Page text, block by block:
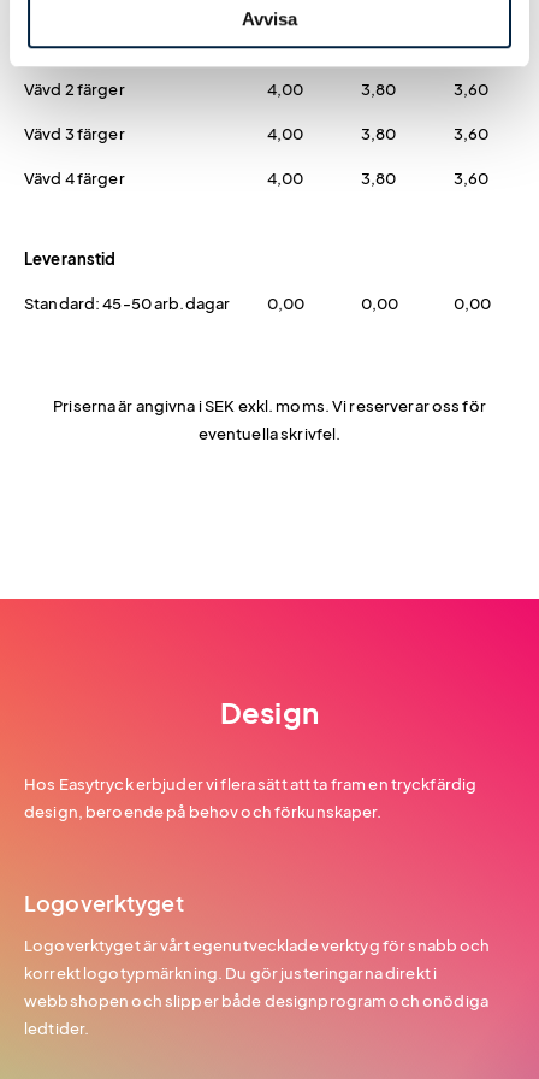
Avvisa
Vävd 1 färg 4,00 3,80 3,60
Vävd 2 färger 4,00 3,80 3,60
Vävd 3 färger 4,00 3,80 3,60
Vävd 4 färger 4,00 3,80 3,60
Leveranstid
Standard: 45-50 arb.dagar 0,00 0,00 0,00
Priserna är angivna i SEK exkl. moms. Vi reserverar oss för
eventuella skrivfel.
Design
Hos Easytryck erbjuder vi flera sätt att ta fram en tryckfärdig
design, beroende på behov och förkunskaper.
Logoverktyget
Logoverktyget är vårt egenutvecklade verktyg för snabb och
korrekt logotypmärkning. Du gör justeringarna direkt i
webbshopen och slipper både designprogram och onödiga
ledtider.